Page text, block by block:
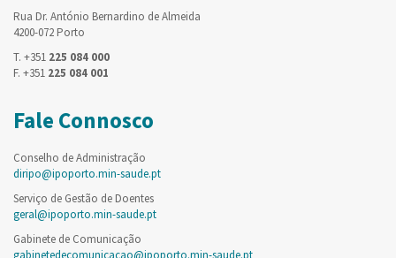
Rua Dr. António Bernardino de Almeida
4200-072 Porto
T. +351 225 084 000
F. +351 225 084 001
Fale Connosco
Conselho de Administração
diripo@ipoporto.min-saude.pt
Serviço de Gestão de Doentes
geral@ipoporto.min-saude.pt
Gabinete de Comunicação
gabinetedecomunicacao@ipoporto.min-saude.pt